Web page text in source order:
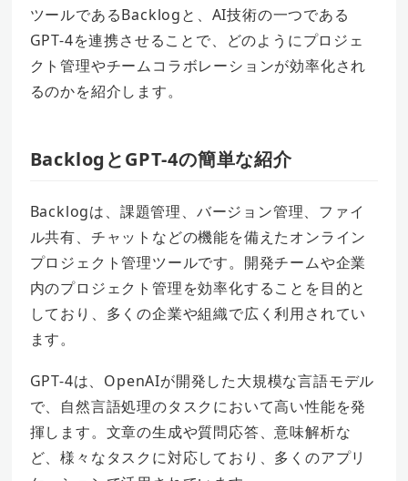
ツールであるBacklogと、AI技術の一つである
GPT-4を連携させることで、どのようにプロジェ
クト管理やチームコラボレーションが効率化され
るのかを紹介します。
BacklogとGPT-4の簡単な紹介
Backlogは、課題管理、バージョン管理、ファイ
ル共有、チャットなどの機能を備えたオンライン
プロジェクト管理ツールです。開発チームや企業
内のプロジェクト管理を効率化することを目的と
しており、多くの企業や組織で広く利用されてい
ます。
GPT-4は、OpenAIが開発した大規模な言語モデル
で、自然言語処理のタスクにおいて高い性能を発
揮します。文章の生成や質問応答、意味解析な
ど、様々なタスクに対応しており、多くのアプリ